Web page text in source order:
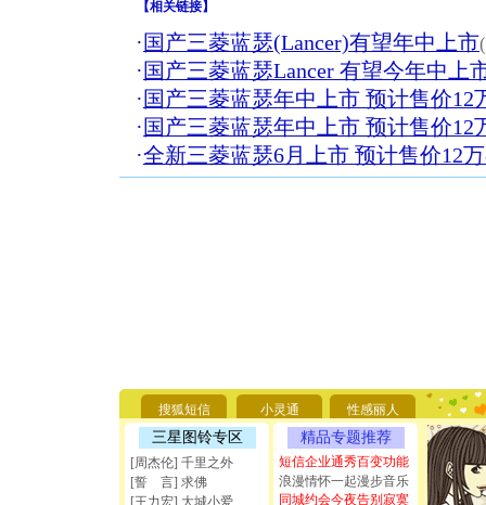
【相关链接】
· 国产三菱蓝瑟(Lancer)有望年中上市
· 国产三菱蓝瑟Lancer 有望今年中上
· 国产三菱蓝瑟年中上市 预计售价12
· 国产三菱蓝瑟年中上市 预计售价12
·全新三菱蓝瑟6月上市 预计售价12
搜狐短信 小灵通 性感丽人
三星图铃专区
[周杰伦] 千里之外
[誓 言] 求佛
[王力宏] 大城小爱
精品专题推荐
短信企业通秀百变功能
浪漫情怀一起漫步音乐
同城约会今夜告别寂寞
要平安！
[圣诞节]
能正大光
天都要快
[圣诞节]
如意,快